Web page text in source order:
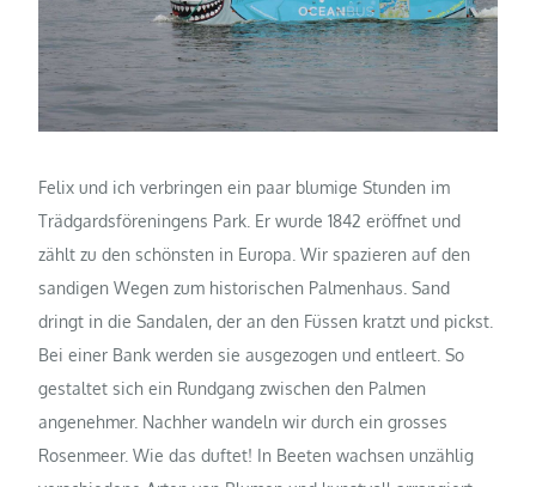
Felix und ich verbringen ein paar blumige Stunden im
Trädgardsföreningens Park. Er wurde 1842 eröffnet und
zählt zu den schönsten in Europa. Wir spazieren auf den
sandigen Wegen zum historischen Palmenhaus. Sand
dringt in die Sandalen, der an den Füssen kratzt und pickst.
Bei einer Bank werden sie ausgezogen und entleert. So
gestaltet sich ein Rundgang zwischen den Palmen
angenehmer. Nachher wandeln wir durch ein grosses
Rosenmeer. Wie das duftet! In Beeten wachsen unzählig